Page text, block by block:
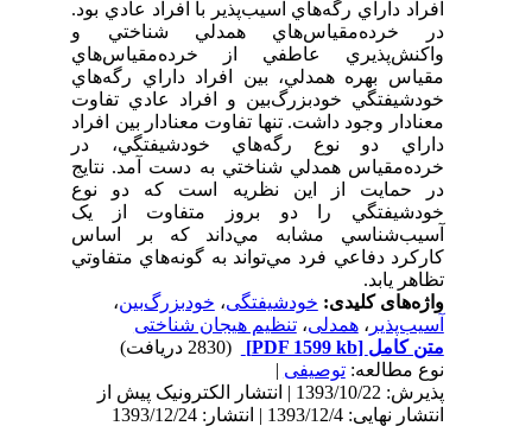
افراد داراي رگه‌هاي آسيب‌پذير با افراد عادي بود.
در خرده‌مقياس‌هاي همدلي شناختي و
واکنش‌پذيري عاطفي از خرده‌مقياس‌هاي
مقياس بهره همدلي، بين افراد داراي رگه‌هاي
خودشيفتگي خودبزرگ‌بين و افراد عادي تفاوت
معنادار وجود داشت. تنها تفاوت معنادار بين افراد
داراي دو نوع رگه‌هاي خودشيفتگي، در
خرده‌مقياس همدلي شناختي به دست آمد. نتايج
در حمايت از اين نظريه است که دو نوع
خودشيفتگي را دو بروز متفاوت از يک
آسيب‌شناسي مشابه مي‌داند که بر اساس
کارکرد دفاعي فرد مي‌تواند به گونه‌هاي متفاوتي
تظاهر يابد.
واژه‌های کلیدی:خودشیفتگی،خودبزرگ‌بین،
آسیب‌پذیر، همدلی،تنظیم هیجان شناختی
متن کامل[PDF 1599 kb]
نوع مطالعه:توصیفی|
پذیرش: 1393/10/22 | انتشار الکترونیک پیش از
انتشار نهایی: 1393/12/4 | انتشار: 1393/12/24